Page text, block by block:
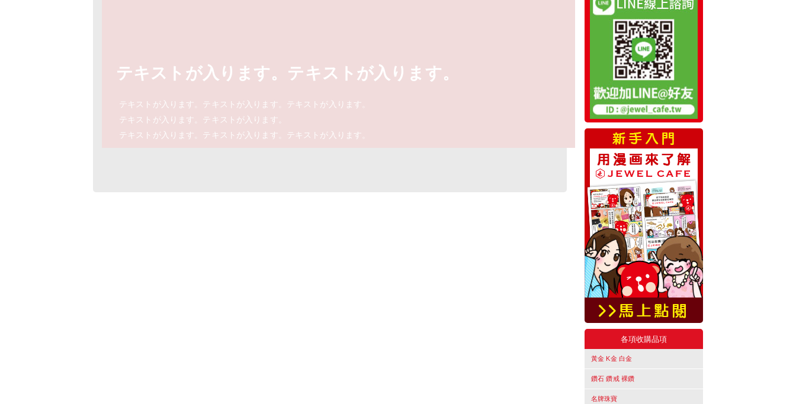
テキストが入ります。テキストが入ります。
テキストが入ります。テキストが入ります。テキストが入ります。
テキストが入ります。テキストが入ります。
テキストが入ります。テキストが入ります。テキストが入ります。
各項收購品項
黃金 K金 白金
鑽石 鑽戒 裸鑽
名牌珠寶